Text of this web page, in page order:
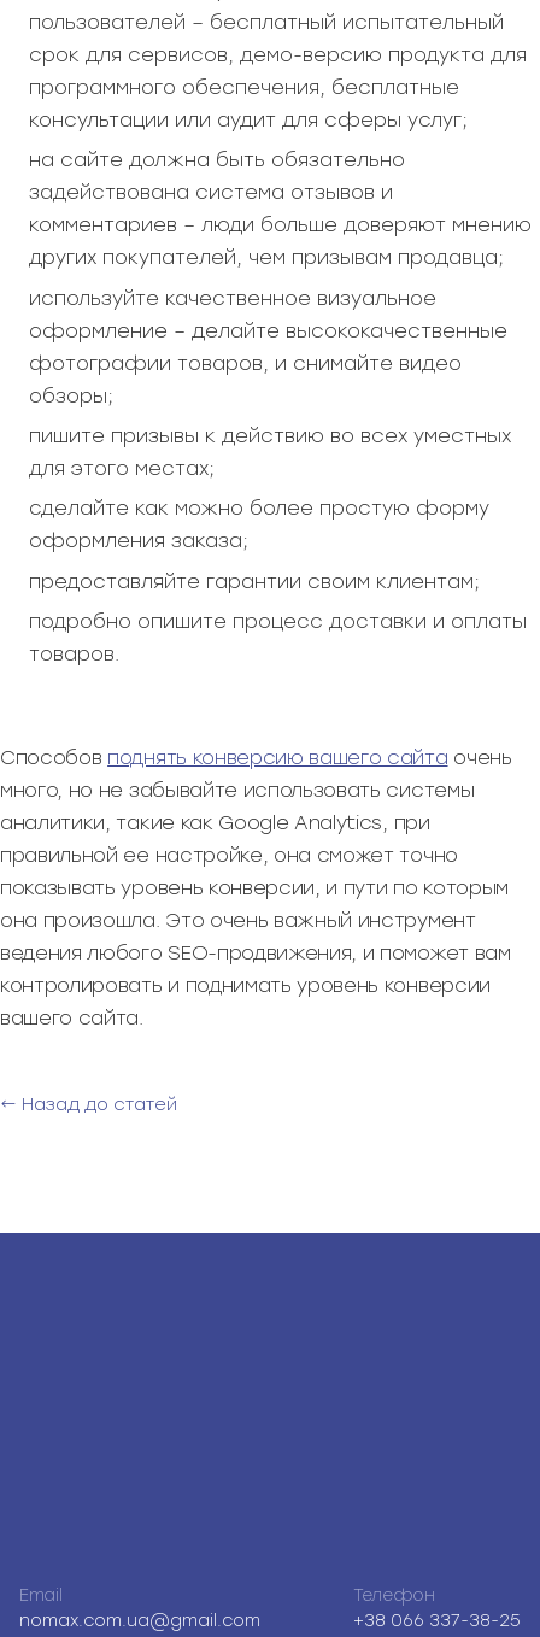
пользователей – бесплатный испытательный
срок для сервисов, демо-версию продукта для
программного обеспечения, бесплатные
консультации или аудит для сферы услуг;
на сайте должна быть обязательно
задействована система отзывов и
комментариев – люди больше доверяют мнению
других покупателей, чем призывам продавца;
используйте качественное визуальное
оформление – делайте высококачественные
фотографии товаров, и снимайте видео
обзоры;
пишите призывы к действию во всех уместных
для этого местах;
сделайте как можно более простую форму
оформления заказа;
предоставляйте гарантии своим клиентам;
подробно опишите процесс доставки и оплаты
товаров.
Способов поднять конверсию вашего сайта очень
много, но не забывайте использовать системы
аналитики, такие как Google Analytics, при
правильной ее настройке, она сможет точно
показывать уровень конверсии, и пути по которым
она произошла. Это очень важный инструмент
ведения любого SEO-продвижения, и поможет вам
контролировать и поднимать уровень конверсии
вашего сайта.
← Назад до статей
Email
nomax.com.ua@gmail.com
Телефон
+38 066 337-38-25